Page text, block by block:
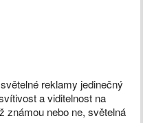
reklamy jedinečný
a viditelnost na
známou nebo ne, světelná